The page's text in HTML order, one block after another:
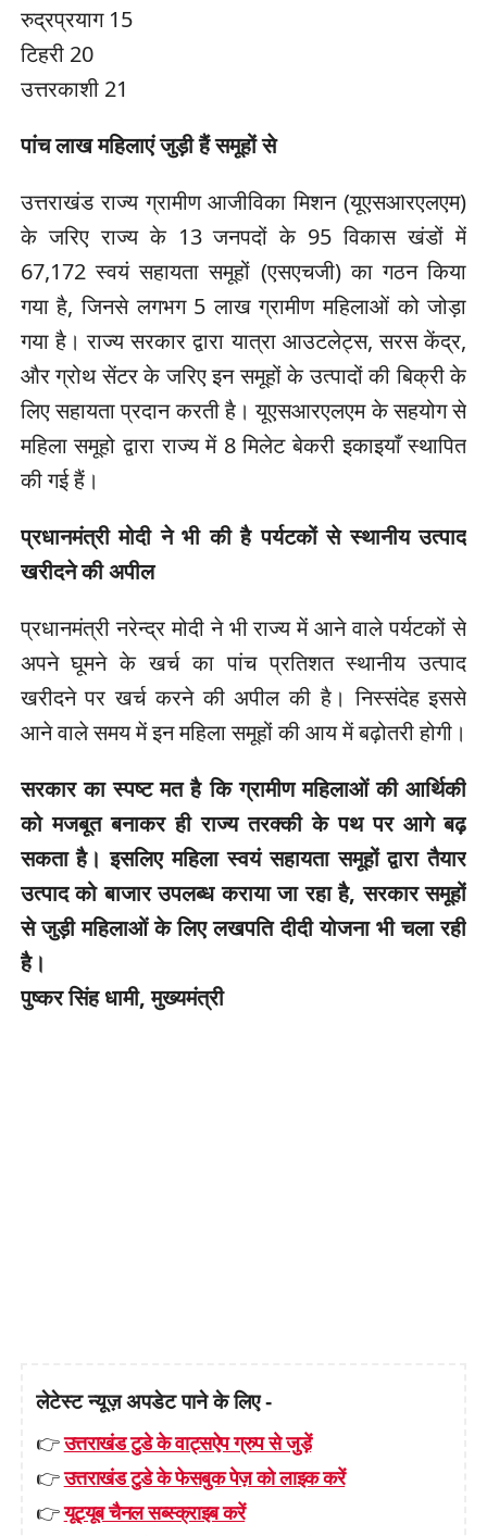
रुद्रप्रयाग 15
टिहरी 20
उत्तरकाशी 21
पांच लाख महिलाएं जुड़ी हैं समूहों से
उत्तराखंड राज्य ग्रामीण आजीविका मिशन (यूएसआरएलएम)
के जरिए राज्य के 13 जनपदों के 95 विकास खंडों में
67,172 स्वयं सहायता समूहों (एसएचजी) का गठन किया
गया है, जिनसे लगभग 5 लाख ग्रामीण महिलाओं को जोड़ा
गया है। राज्य सरकार द्वारा यात्रा आउटलेट्स, सरस केंद्र,
और ग्रोथ सेंटर के जरिए इन समूहों के उत्पादों की बिक्री के
लिए सहायता प्रदान करती है। यूएसआरएलएम के सहयोग से
महिला समूहो द्वारा राज्य में 8 मिलेट बेकरी इकाइयाँ स्थापित
की गई हैं।
प्रधानमंत्री मोदी ने भी की है पर्यटकों से स्थानीय उत्पाद
खरीदने की अपील
प्रधानमंत्री नरेन्द्र मोदी ने भी राज्य में आने वाले पर्यटकों से
अपने घूमने के खर्च का पांच प्रतिशत स्थानीय उत्पाद
खरीदने पर खर्च करने की अपील की है। निस्संदेह इससे
आने वाले समय में इन महिला समूहों की आय में बढ़ोतरी होगी।
सरकार का स्पष्ट मत है कि ग्रामीण महिलाओं की आर्थिकी
को मजबूत बनाकर ही राज्य तरक्की के पथ पर आगे बढ़
सकता है। इसलिए महिला स्वयं सहायता समूहों द्वारा तैयार
उत्पाद को बाजार उपलब्ध कराया जा रहा है, सरकार समूहों
से जुड़ी महिलाओं के लिए लखपति दीदी योजना भी चला रही
है।
पुष्कर सिंह धामी, मुख्यमंत्री
लेटेस्ट न्यूज़ अपडेट पाने के लिए -
👉उत्तराखंड टुडे के वाट्सऐप ग्रुप से जुड़ें
👉उत्तराखंड टुडे के फेसबुक पेज़ को लाइक करें
👉यूट्यूब चैनल सब्स्क्राइब करें